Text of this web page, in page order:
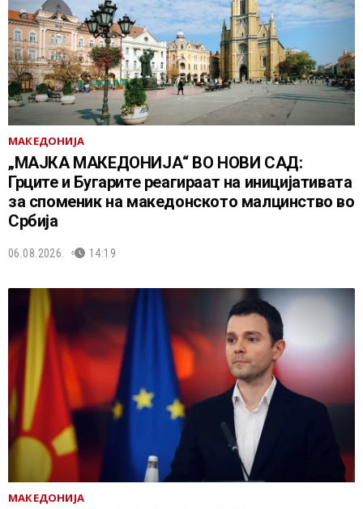
МАКЕДОНИЈА
„МАЈКА МАКЕДОНИЈА“ ВО НОВИ САД:
Грците и Бугарите реагираат на иницијативата
за споменик на македонското малцинство во
Србија
06.08.2026. 14:19
МАКЕДОНИЈА